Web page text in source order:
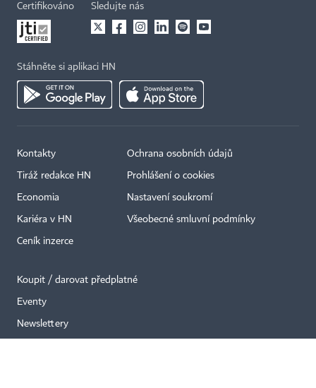
Certifikováno Sledujte nás
Stáhněte si aplikaci HN
Kontakty
Tiráž redakce HN
Economia
Kariéra v HN
Ceník inzerce
Ochrana osobních údajů
Prohlášení o cookies
Nastavení soukromí
Všeobecné smluvní podmínky
Koupit / darovat předplatné
Eventy
Newslettery